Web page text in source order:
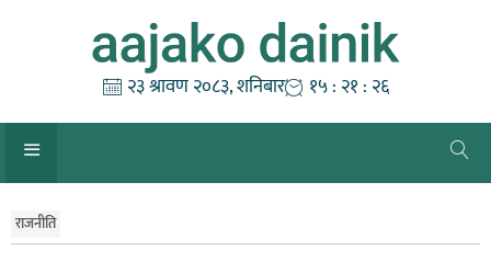
२३ श्रावण २०८३, शनिबार १५ : २१ : २६
राजनीति